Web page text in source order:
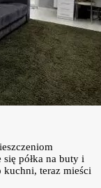
półka na buty i
kuchni, teraz mieści